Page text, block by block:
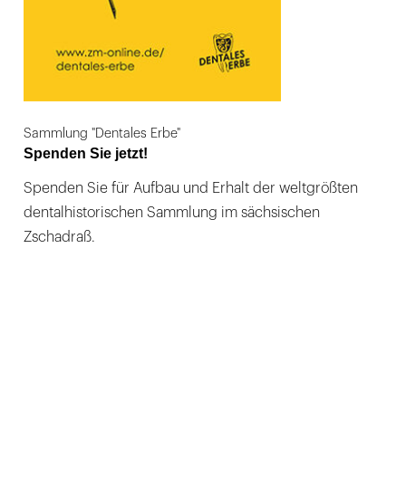
Sammlung "Dentales Erbe"
Spenden Sie jetzt!
Spenden Sie für Aufbau und Erhalt der weltgrößten
dentalhistorischen Sammlung im sächsischen
Zschadraß.